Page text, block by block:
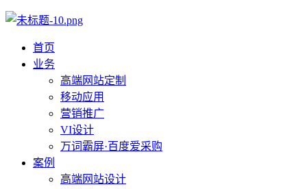
首页
业务
高端网站定制
移动应用
营销推广
VI设计
万词霸屏·百度爱采购
案例
高端网站设计